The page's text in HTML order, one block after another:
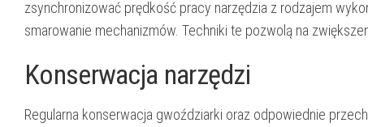
zsynchronizować prędkość pracy narzędzia z rodzajem
smarowanie mechanizmów. Techniki te pozwolą na
Konserwacja narzędzi
Regularna konserwacja gwoździarki oraz odpowiednie